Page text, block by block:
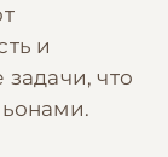
и
что